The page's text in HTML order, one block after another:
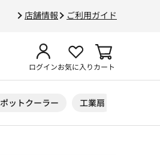
店舗情報 ご利用ガイド
ログインお気に入りカート
ットクーラー 工業扇